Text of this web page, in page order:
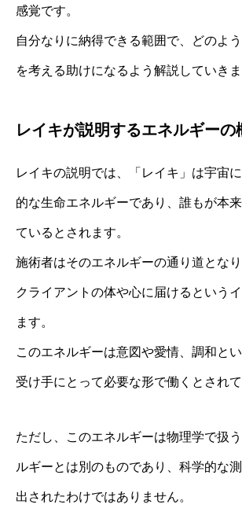
感覚です。
自分なりに納得できる範囲で、どのよ
を考える助けになるよう解説していきま
レイキが説明するエネルギーの
レイキの説明では、「レイキ」は宇宙
的な生命エネルギーであり、誰もが本
ているとされます。
施術者はそのエネルギーの通り道とな
クライアントの体や心に届けるという
ます。
このエネルギーは意図や愛情、調和とい
受け手にとって必要な形で働くとされて
ただし、このエネルギーは物理学で扱
ルギーとは別のものであり、科学的な
出されたわけではありません。